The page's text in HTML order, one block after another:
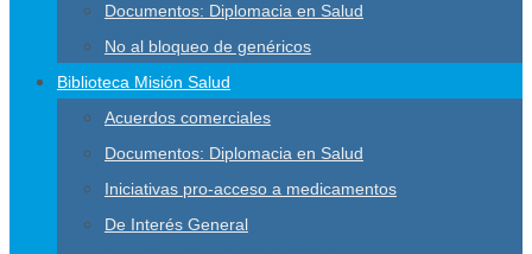
Documentos: Diplomacia en Salud
No al bloqueo de genéricos
Biblioteca Misión Salud
Acuerdos comerciales
Documentos: Diplomacia en Salud
Iniciativas pro-acceso a medicamentos
De Interés General